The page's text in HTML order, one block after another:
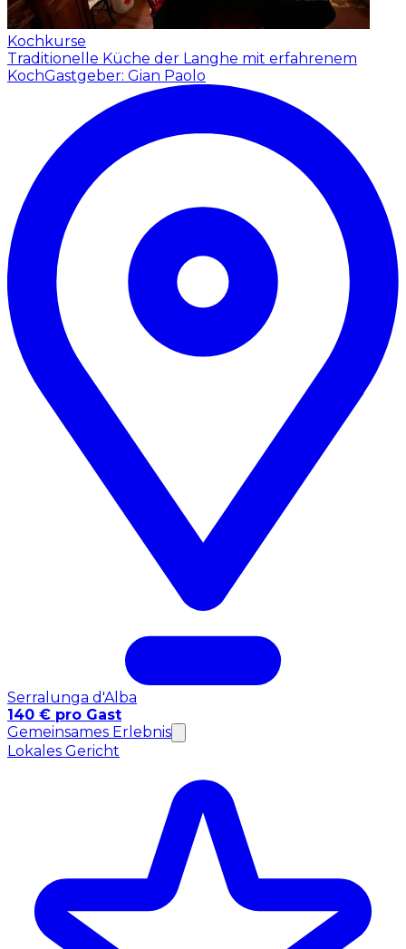
Kochkurse
Traditionelle Küche der Langhe mit erfahrenem
KochGastgeber: Gian Paolo
Serralunga d'Alba
140 € pro Gast
Gemeinsames Erlebnis
Lokales Gericht